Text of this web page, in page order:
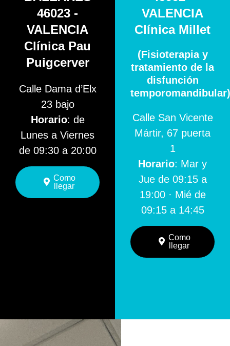
46023 -
VALENCIA
Clínica Pau
Puigcerver
Calle Dama d’Elx
23 bajo
Horario: de
Lunes a Viernes
de 09:30 a 20:00
Como
llegar
VALENCIA
Clínica Millet
(Fisioterapia y
tratamiento de la
disfunción
temporomandibular)
Calle San Vicente
Mártir, 67 puerta
1
Horario: Mar y
Jue de 09:15 a
19:00 · Mié de
09:15 a 14:45
Como
llegar